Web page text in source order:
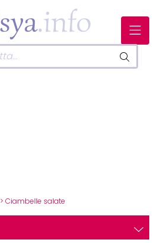
> Ciambelle salate